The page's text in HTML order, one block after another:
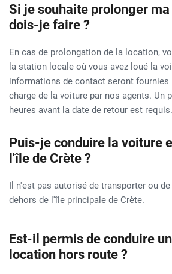
Si je souhaite prolonger
dois-je faire ?
En cas de prolongation de la location,
la station locale où vous avez loué la
informations de contact seront fournies
charge de la voiture par nos agents. Un
heures avant la date de retour est requis.
Puis-je conduire la voiture
l'île de Crète ?
Il n'est pas autorisé de transporter ou
dehors de l'île principale de Crète.
Est-il permis de conduire
location hors route ?